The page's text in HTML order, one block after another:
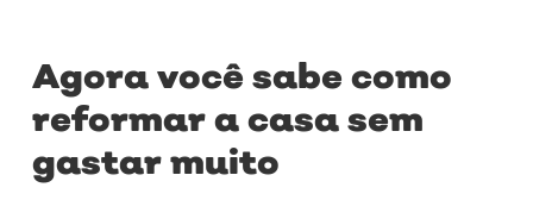
Agora você sabe como
reformar a casa sem
gastar muito